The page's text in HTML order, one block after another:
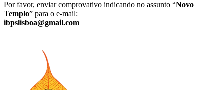
Por favor, enviar comprovativo indicando no assunto “Novo
Templo” para o e-mail:
ibpslisboa@gmail.com